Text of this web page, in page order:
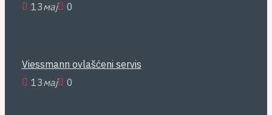
13мај 0
Viessmann ovlašćeni servis
13мај 0